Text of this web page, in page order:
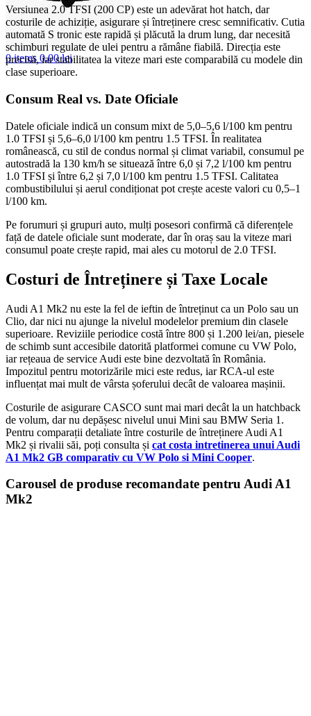
0items 0,00lei
Versiunea 2.0 TFSI (200 CP) este un adevărat hot hatch, dar
costurile de achiziție, asigurare și întreținere cresc semnificativ. Cutia
automată S tronic este rapidă și plăcută la drum lung, dar necesită
schimburi regulate de ulei pentru a rămâne fiabilă. Direcția este
precisă, iar stabilitatea la viteze mari este comparabilă cu modele din
clase superioare.
Consum Real vs. Date Oficiale
Datele oficiale indică un consum mixt de 5,0–5,6 l/100 km pentru
1.0 TFSI și 5,6–6,0 l/100 km pentru 1.5 TFSI. În realitatea
românească, cu stil de condus normal și climat variabil, consumul pe
autostradă la 130 km/h se situează între 6,0 și 7,2 l/100 km pentru
1.0 TFSI și între 6,2 și 7,0 l/100 km pentru 1.5 TFSI. Calitatea
combustibilului și aerul condiționat pot crește aceste valori cu 0,5–1
l/100 km.
Pe forumuri și grupuri auto, mulți posesori confirmă că diferențele
față de datele oficiale sunt moderate, dar în oraș sau la viteze mari
consumul poate crește rapid, mai ales cu motorul de 2.0 TFSI.
Costuri de Întreținere și Taxe Locale
Audi A1 Mk2 nu este la fel de ieftin de întreținut ca un Polo sau un
Clio, dar nici nu ajunge la nivelul modelelor premium din clasele
superioare. Reviziile periodice costă între 800 și 1.200 lei/an, piesele
de schimb sunt accesibile datorită platformei comune cu VW Polo,
iar rețeaua de service Audi este bine dezvoltată în România.
Impozitul pentru motorizările mici este redus, iar RCA-ul este
influențat mai mult de vârsta șoferului decât de valoarea mașinii.
Costurile de asigurare CASCO sunt mai mari decât la un hatchback
de volum, dar nu depășesc nivelul unui Mini sau BMW Seria 1.
Pentru comparații detaliate între costurile de întreținere Audi A1
Mk2 și rivalii săi, poți consulta și cat costa intretinerea unui Audi
A1 Mk2 GB comparativ cu VW Polo si Mini Cooper.
Carousel de produse recomandate pentru Audi A1
Mk2